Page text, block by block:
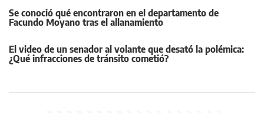
Se conoció qué encontraron en el departamento de
Facundo Moyano tras el allanamiento
El video de un senador al volante que desató la polémica:
¿Qué infracciones de tránsito cometió?